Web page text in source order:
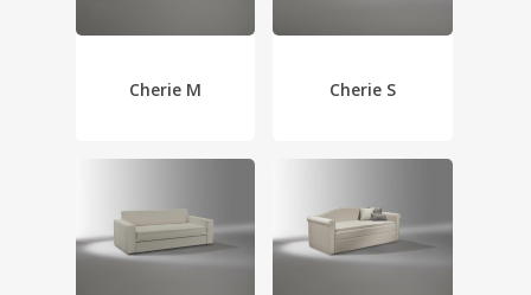
Geen producten in de
Cherie M Cherie S